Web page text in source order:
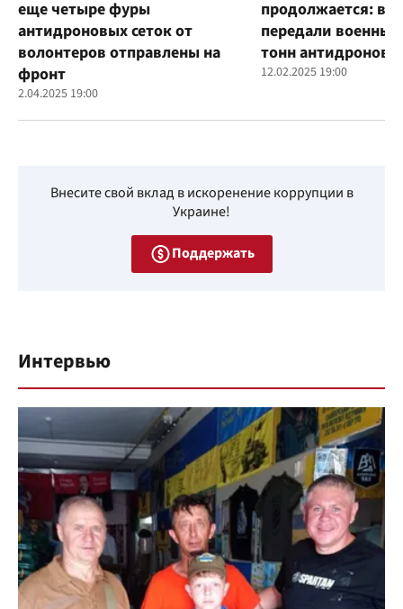
еще четыре фуры
антидроновых сеток от
волонтеров отправлены на
фронт
2.04.2025 19:00
продолжается:
передали
тонн
12.02.2025 19:00
Внесите свой вклад в искоренение коррупции в
Украине!
Поддержать
Интервью